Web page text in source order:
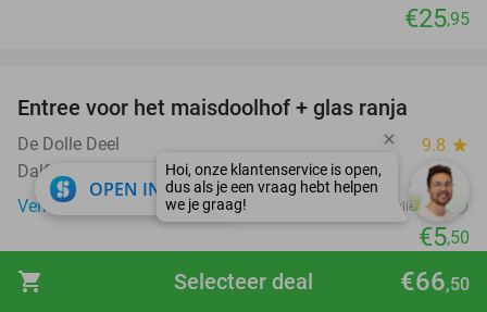
shopping_cart €66,50
Selecteer deal
€25,95
Entree voor het maisdoolhof + glas ranja
De Dolle Deel 9.8 star
Dalfsen (6 km)
Verkocht: 343
Regulier €8
€5,50
favorite_border
OPEN IN APP close